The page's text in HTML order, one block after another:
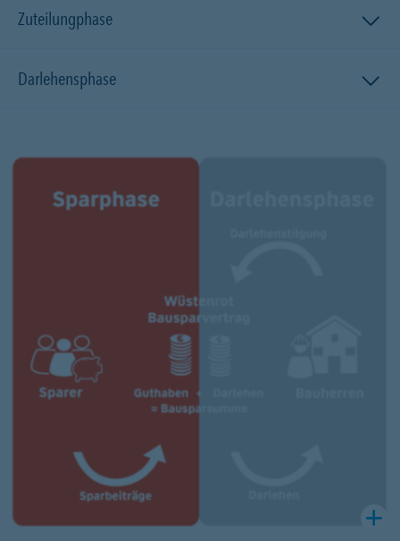
Zuteilungphase
Darlehensphase